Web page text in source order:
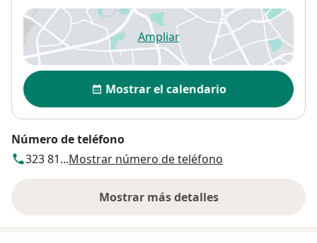
Ampliarse abre en una nueva
Disponibilidad
Mostrar el calendario
Número de teléfono
323 81...Mostrar número de teléfono
Mostrar más detalles
sobre la dirección